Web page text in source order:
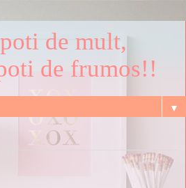
de mult,
de frumos!!
▼